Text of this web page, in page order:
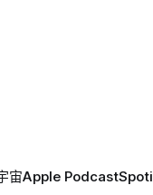
宙Apple Podcast